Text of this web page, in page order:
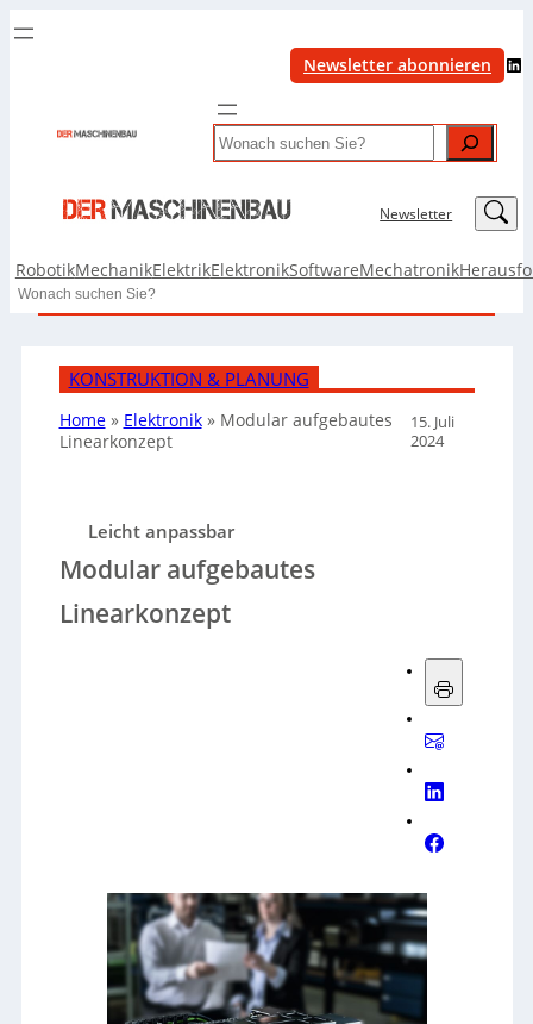
Newsletter abonnieren LinkedIn
Search
Newsletter LinkedIn
RobotikMechanikElektrikElektronikSoftwareMechatronik
Search
KONSTRUKTION & PLANUNG
Home» Elektronik» Modular aufgebautes
Linearkonzept
15. Juli
2024
Leicht anpassbar
Modular aufgebautes
Linearkonzept